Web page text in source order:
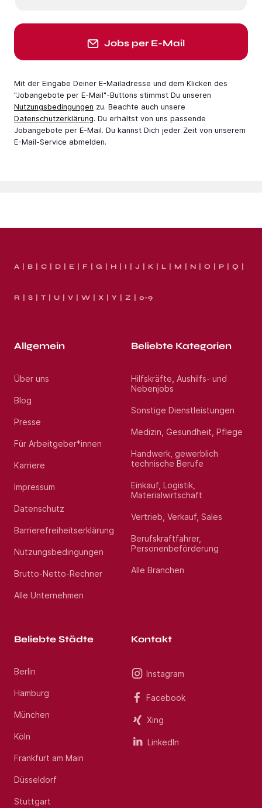
Jobs per E-Mail
Mit der Eingabe Deiner E-Mail­adresse und dem Klicken des
"Jobangebote per E-Mail"-Buttons stimmst Du unseren
Nutzungsbedingungen zu. Beachte auch unsere
Datenschutzerklärung. Du erhältst von uns passende
Jobangebote per E-Mail. Du kannst Dich jeder Zeit von unserem
E-Mail-Service abmelden.
A B C D E F G H I J K L M N O P Q
R S T U V W X Y Z 0-9
Allgemein
Über uns
Blog
Presse
Für Arbeitgeber*innen
Karriere
Impressum
Datenschutz
Barrierefreiheitserklärung
Nutzungsbedingungen
Brutto-Netto-Rechner
Alle Unternehmen
Beliebte Kategorien
Hilfskräfte, Aushilfs- und
Nebenjobs
Sonstige Dienstleistungen
Medizin, Gesundheit, Pflege
Handwerk, gewerblich
technische Berufe
Einkauf, Logistik,
Materialwirtschaft
Vertrieb, Verkauf, Sales
Berufskraftfahrer,
Personenbeförderung
Alle Branchen
Beliebte Städte
Berlin
Hamburg
München
Köln
Frankfurt am Main
Düsseldorf
Stuttgart
Kontakt
Instagram
Facebook
Xing
LinkedIn